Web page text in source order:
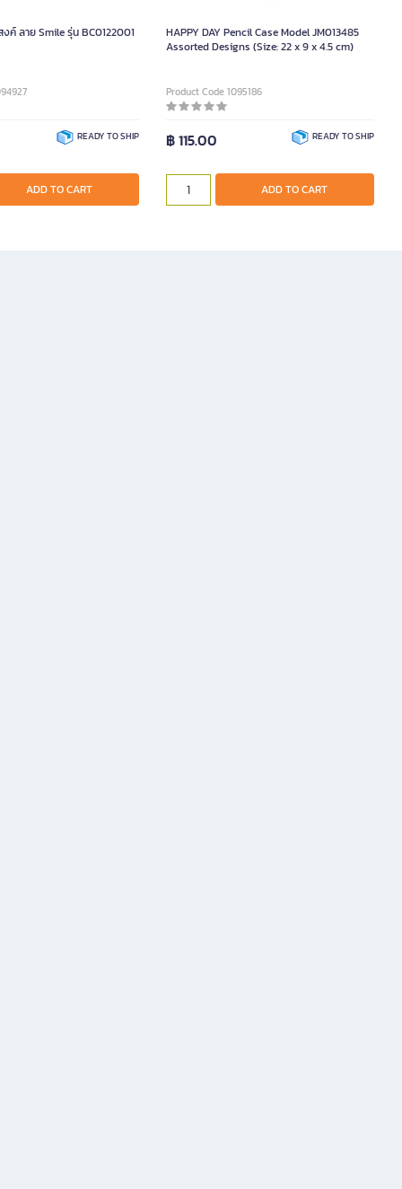
งค์ ลาย Smile รุ่น BC0122001
READY TO SHIP
ADD TO CART
HAPPY DAY Pencil Case Model JM013485
Assorted Designs (Size: 22 x 9 x 4.5 cm)
Product Code 1095186
฿ 115.00 READY TO SHIP
ADD TO CART